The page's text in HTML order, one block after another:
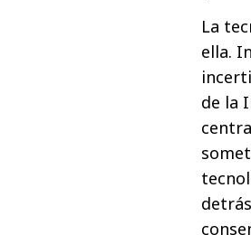
La
ella.
de la